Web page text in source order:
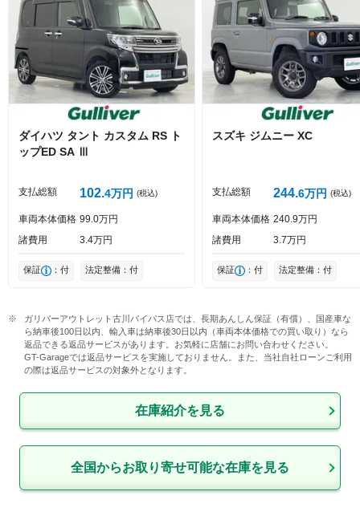
Captcha
ダイハツ タント カスタム RS ト
ップED SA Ⅲ
支払総額 102 4万円 (税込)
車両本体価格 99 0万円
諸費用
3 4万円
保証 ：付 法定整備：付
スズキ ジムニー XC
支払総額 244 6万円 (税込)
車両本体価格 240 9万円
諸費用
3 7万円
保証 ：付 法定整備：付
ガリバーアウトレット古川バイパス店では、長期あんしん保証（有償）、国産車な
ら納車後100日以内、輸入車は納車後30日以内（車両本体価格での買い取り）なら
返品できる返品サービスがあります。お気軽に店舗にお問い合わせください。
GT-Garageでは返品サービスを実施しておりません。また、当社自社ローンご利用
の際は返品サービスの対象外となります。
在庫紹介を見る
全国からお取り寄せ可能な在庫を見る